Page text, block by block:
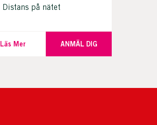
Distans på nätet
Läs Mer ANMÄL DIG